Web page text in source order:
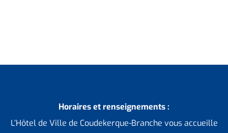
Horaires et renseignements :
L’Hôtel de Ville de Coudekerque-Branche vous accueille